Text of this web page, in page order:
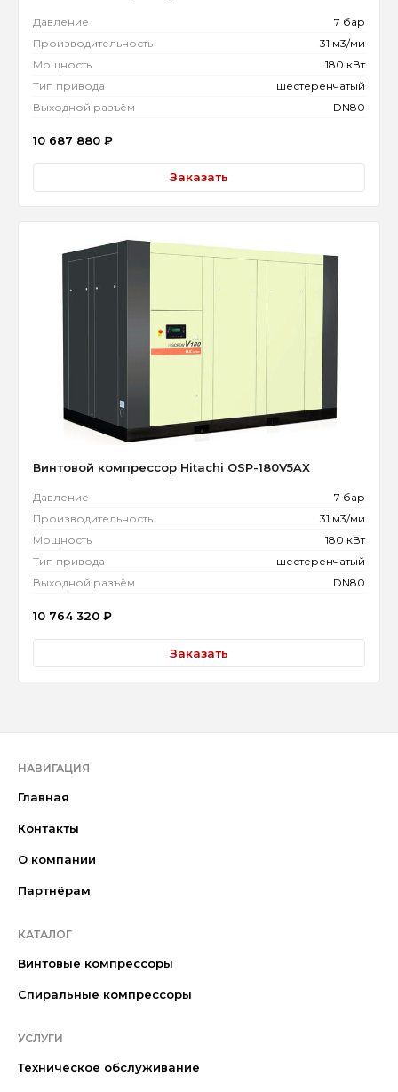
Давление
7 бар
Производительность
31 м3/ми
Мощность
180 кВт
Тип привода
шестеренчатый
Выходной разъём
DN80
10 687 880 ₽
Заказать
Винтовой компрессор Hitachi OSP-180V5AX
Давление
7 бар
Производительность
31 м3/ми
Мощность
180 кВт
Тип привода
шестеренчатый
Выходной разъём
DN80
10 764 320 ₽
Заказать
НАВИГАЦИЯ
Главная
Контакты
О компании
Партнёрам
КАТАЛОГ
Винтовые компрессоры
Спиральные компрессоры
УСЛУГИ
Техническое обслуживание